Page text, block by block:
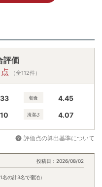
評価
点 （全112件）
朝食 4.45
清潔さ 4.07
評価点の算出基準について
投稿日： 2026/08/02
の計3名で宿泊）